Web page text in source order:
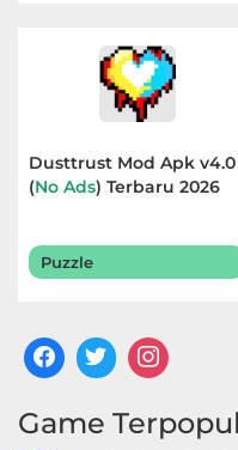
Dusttrust Mod Apk v4.0
(No Ads) Terbaru 2026
Puzzle
Game